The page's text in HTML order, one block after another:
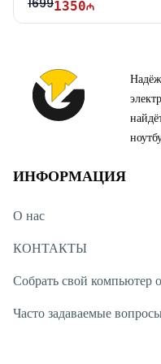
16991350
ИНФОРМАЦИЯ
О нас
КОНТАКТЫ
Собрать свой компьютер
Часто задаваемые